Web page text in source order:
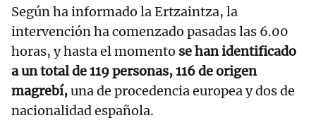
Según ha informado la Ertzaintza, la
intervención ha comenzado pasadas las 6.00
horas, y hasta el momento se han identificado
a un total de 119 personas, 116 de origen
magrebí,una de procedencia europea y dos de
nacionalidad española.